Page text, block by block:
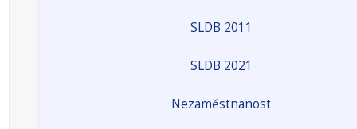
SLDB 2011
SLDB 2021
Nezaměstnanost